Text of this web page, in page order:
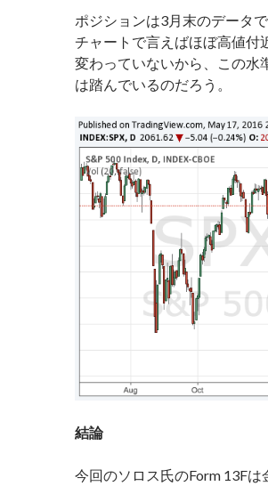
ポジションは3月末のデータ
チャートで言えばほぼ高値付
変わっていないから、この水
は踏んでいるのだろう。
結論
今回のソロス氏のForm 13Fは